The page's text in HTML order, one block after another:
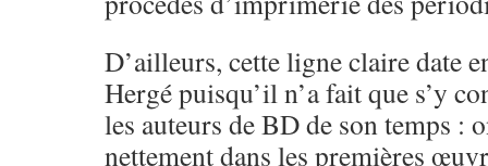
D’ailleurs, cette ligne claire date
Hergé puisqu’il n’a fait que s’y
les auteurs de BD de son temps :
nettement dans les premières